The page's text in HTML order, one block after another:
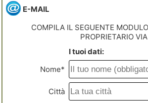
E-MAIL
COMPILA IL SEGUENTE
PROPRIETARIO
I tuoi dati:
Nome*
Città